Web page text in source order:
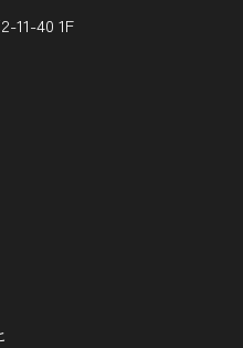
11-40 1F